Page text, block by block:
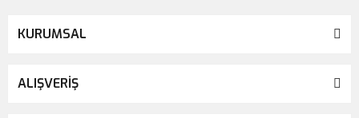
KURUMSAL
ALIŞVERİŞ